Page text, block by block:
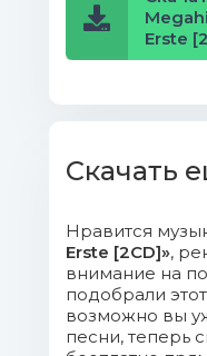
Mb)
(6.61 Mb)
RANI).mp3
17.
18.
19. Vize
Erste
Скачать
Нравится
Erste [2CD]»,
внимание на
подобрали
возможно вы
песни, теперь